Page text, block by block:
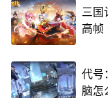
三国
高帧
代号
脑怎